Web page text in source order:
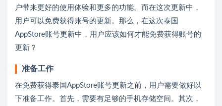
户带来更好的使用体验和更多的功能。而在这次更新中，
用户可以免费获得账号的更新。那么，在这次泰国
AppStore账号更新中，用户应该如何才能免费获得账号的
更新？
准备工作
在免费获得泰国AppStore账号更新之前，用户需要做好以
下准备工作。首先，需要有足够的手机存储空间。其次，